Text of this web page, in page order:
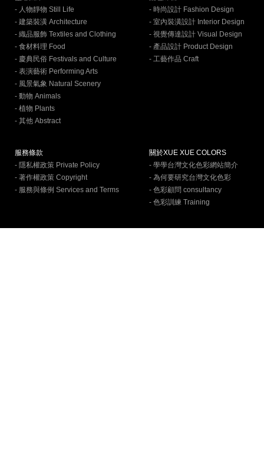
- 人物靜物 Still Life
- 建築裝潢 Architecture
- 織品服飾 Textiles and Clothing
- 食材料理 Food
- 慶典民俗 Festivals and Culture
- 表演藝術 Performing Arts
- 風景氣象 Natural Scenery
- 動物 Animals
- 植物 Plants
- 其他 Abstract
- 時尚設計 Fashion Design
- 室內裝潢設計 Interior Design
- 視覺傳達設計 Visual Design
- 產品設計 Product Design
- 工藝作品 Craft
服務條款
- 隱私權政策 Private Policy
- 著作權政策 Copyright
- 服務與條例 Services and Terms
關於XUE XUE COLORS
- 學學台灣文化色彩網站簡介
- 為何要研究台灣文化色彩
- 色彩顧問 consultancy
- 色彩訓練 Training